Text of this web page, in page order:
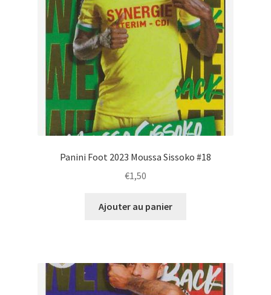
Panini Foot 2023 Moussa Sissoko #18
€1,50
Ajouter au panier